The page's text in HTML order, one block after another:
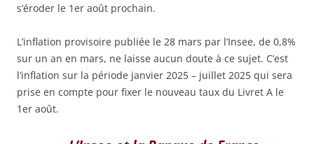
s’éroder le 1er août prochain.
L’inflation provisoire publiée le 28 mars par l’Insee, de 0,8%
sur un an en mars, ne laisse aucun doute à ce sujet. C’est
l’inflation sur la période janvier 2025 – juillet 2025 qui sera
prise en compte pour fixer le nouveau taux du Livret A le
1er août.